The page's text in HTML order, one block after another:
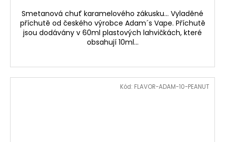
Smetanová chuť karamelového zákusku... Vyladěné
příchutě od českého výrobce Adam´s Vape. Příchutě
jsou dodávány v 60ml plastových lahvičkách, které
obsahují 10ml...
Kód: FLAVOR-ADAM-10-PEANUT